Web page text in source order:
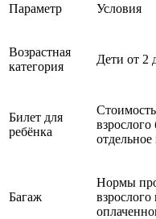
Параметр Условия
Возрастная
категория
Дети от 2
Билет для
ребёнка
отдельное
Багаж
Нормы